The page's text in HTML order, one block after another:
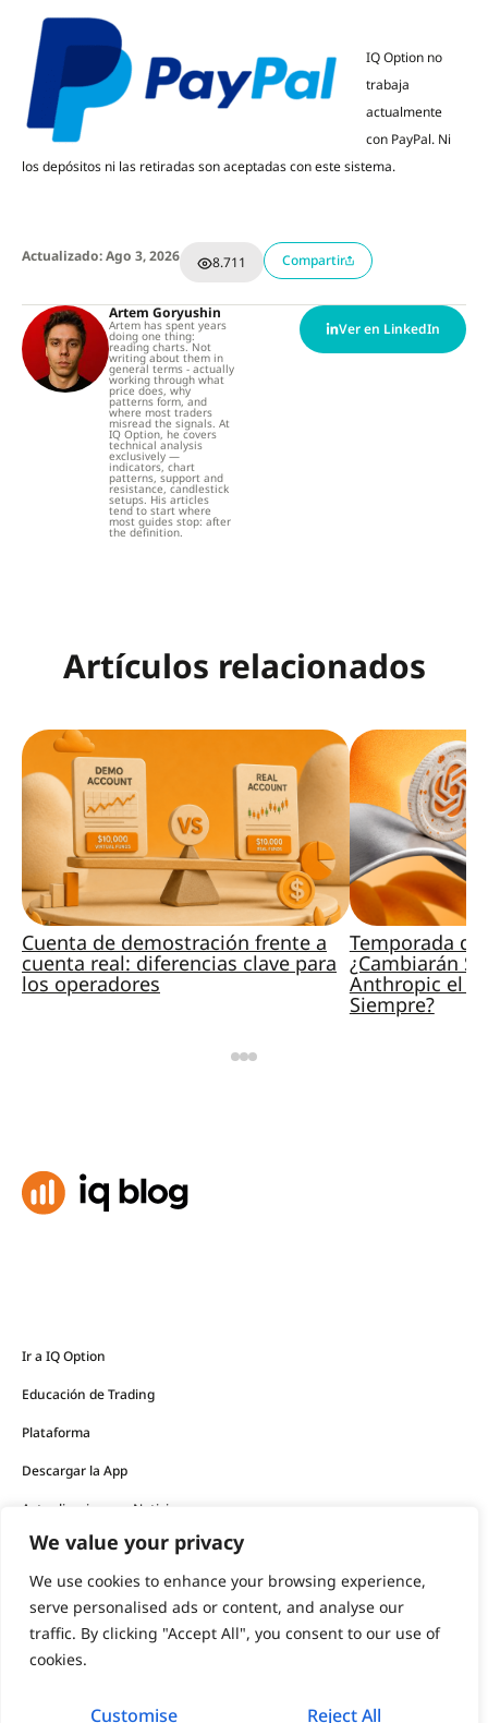
We value your privacy
We use cookies to enhance your browsing experience,
serve personalised ads or content, and analyse our
traffic. By clicking "Accept All", you consent to our use of
cookies.
Customise Reject All
IQ Option no
trabaja
actualmente
con PayPal. Ni
los depósitos ni las retiradas son aceptadas con este sistema.
Actualizado: Ago 3, 2026 8.711 Compartir
Artem Goryushin
Artem has spent years
doing one thing:
reading charts. Not
writing about them in
general terms - actually
working through what
price does, why
patterns form, and
where most traders
misread the signals. At
IQ Option, he covers
technical analysis
exclusively —
indicators, chart
patterns, support and
resistance, candlestick
setups. His articles
tend to start where
most guides stop: after
the definition.
Ver en LinkedIn
Artículos relacionados
Cuenta de demostración frente a
cuenta real: diferencias clave para
los operadores
Temporada de
¿Cambiarán
Anthropic el
Siempre?
Ir a IQ Option
Educación de Trading
Plataforma
Descargar la App
Actualizaciones y Noticias
Los productos financieros ofrecidos por la empresa
conllevan un alto nivel de riesgo y pueden resultar en la
pérdida de todos sus fondos.
Nunca debe invertir dinero que no pueda permitirse perder.